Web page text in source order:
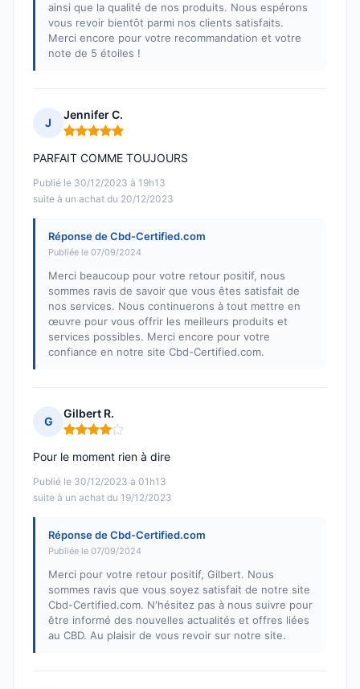
ainsi que la qualité de nos produits. Nous espérons
vous revoir bientôt parmi nos clients satisfaits.
Merci encore pour votre recommandation et votre
note de 5 étoiles !
J
Jennifer C.
Note : 5 sur 5
Publié le 30/12/2023 à 19h13
suite à un achat du 20/12/2023
PARFAIT COMME TOUJOURS
Réponse de Cbd-Certified.com
Publiée le 07/09/2024
Merci beaucoup pour votre retour positif, nous
sommes ravis de savoir que vous êtes satisfait de
nos services. Nous continuerons à tout mettre en
œuvre pour vous offrir les meilleurs produits et
services possibles. Merci encore pour votre
confiance en notre site Cbd-Certified.com.
G
Gilbert R.
Note : 4 sur 5
Publié le 30/12/2023 à 01h13
suite à un achat du 19/12/2023
Pour le moment rien à dire
Réponse de Cbd-Certified.com
Publiée le 07/09/2024
Merci pour votre retour positif, Gilbert. Nous
sommes ravis que vous soyez satisfait de notre site
Cbd-Certified.com. N'hésitez pas à nous suivre pour
être informé des nouvelles actualités et offres liées
au CBD. Au plaisir de vous revoir sur notre site.